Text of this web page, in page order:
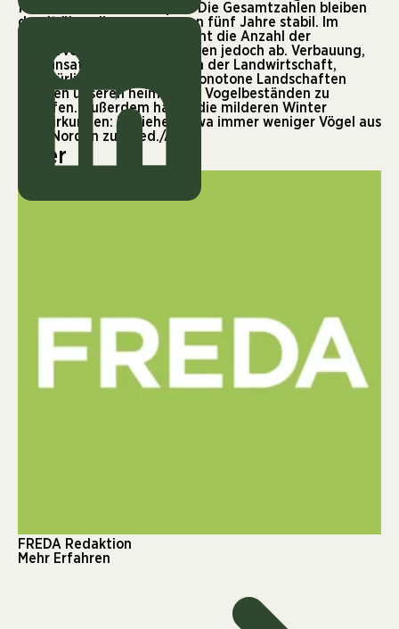
fast so viele wie im Vorjahr. Die Gesamtzahlen bleiben
damit über die vergangenen fünf Jahre stabil. Im
langfristigen Vergleich nimmt die Anzahl der
Wintervögel in unseren Gärten jedoch ab. Verbauung,
der Einsatz von Pestiziden in der Landwirtschaft,
unnatürliche Gärten oder monotone Landschaften
machen unseren heimischen Vogelbeständen zu
schaffen. Außerdem haben die milderen Winter
Auswirkungen: Es ziehen etwa immer weniger Vögel aus
dem Norden zu. (Red./APA)
Über
FREDA Redaktion
Mehr Erfahren